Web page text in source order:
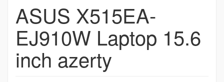
ASUS X515EA-
EJ910W Laptop 15.6
inch azerty